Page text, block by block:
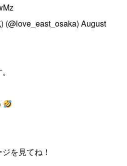
(@love_east_osaka)August
を見てね！